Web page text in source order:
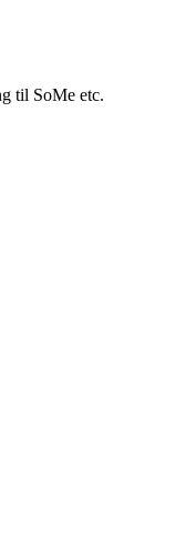
til SoMe etc.